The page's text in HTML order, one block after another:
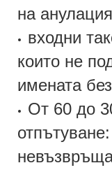
на
• входни
които не
имената
• От 60 до